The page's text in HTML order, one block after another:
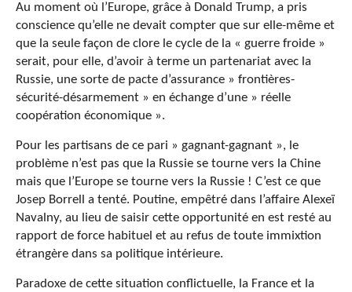
Au moment où l’Europe, grâce à Donald Trump, a pris
conscience qu’elle ne devait compter que sur elle-même et
que la seule façon de clore le cycle de la « guerre froide »
serait, pour elle, d’avoir à terme un partenariat avec la
Russie, une sorte de pacte d’assurance » frontières-
sécurité-désarmement » en échange d’une » réelle
coopération économique ».
Pour les partisans de ce pari » gagnant-gagnant », le
problème n’est pas que la Russie se tourne vers la Chine
mais que l’Europe se tourne vers la Russie ! C’est ce que
Josep Borrell a tenté. Poutine, empêtré dans l’affaire Alexeï
Navalny, au lieu de saisir cette opportunité en est resté au
rapport de force habituel et au refus de toute immixtion
étrangère dans sa politique intérieure.
Paradoxe de cette situation conflictuelle, la France et la